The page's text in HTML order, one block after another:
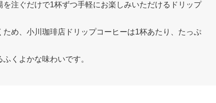
注ぐだけで1杯ずつ手軽にお楽しみいただけるドリップ
め、小川珈琲店ドリップコーヒーは1杯あたり、たっぷ
くよかな味わいです。